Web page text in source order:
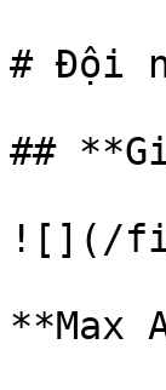
# Đội
##
![](/
**Max